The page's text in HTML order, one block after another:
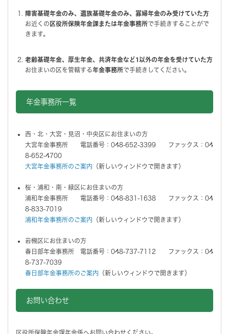
障害基礎年金のみ、遺族基礎年金のみ、寡婦年金のみ受けていた方
お近くの 区役所保険年金課または年金事務所で手続きすることがで
きます。
老齢基礎年金、厚生年金、共済年金など1以外の年金を受けていた方
お住まいの区を管轄する年金事務所で手続きしてください。
年金事務所一覧
西・北・大宮・見沼・中央区にお住まいの方
大宮年金事務所 電話番号：048-652-3399 ファックス：04
8-652-4700
大宮年金事務所のご案内 （新しいウィンドウで開きます）
桜・浦和・南・緑区にお住まいの方
浦和年金事務所 電話番号：048-831-1638 ファックス：04
8-833-7019
浦和年金事務所のご案内 （新しいウィンドウで開きます）
岩槻区にお住まいの方
春日部年金事務所 電話番号：048-737-7112 ファックス：04
8-737-7039
春日部年金事務所のご案内 （新しいウィンドウで開きます）
お問い合わせ
区役所保険年金課年金係へお問い合わせください。